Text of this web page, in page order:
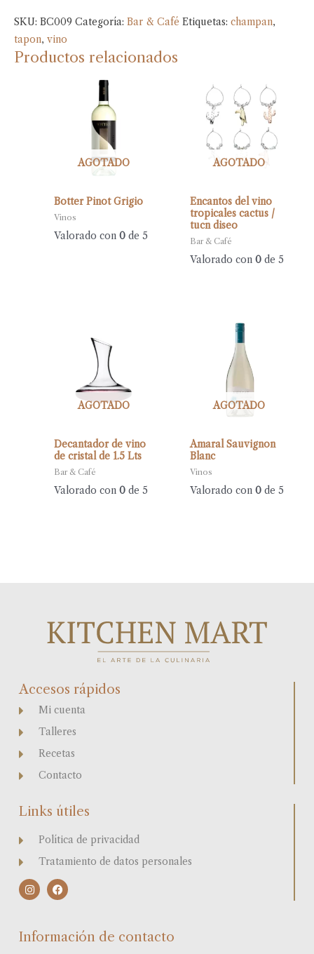
SKU: BC009 Categoría: Bar & Café Etiquetas: champan,
tapon, vino
Productos relacionados
AGOTADO
Botter Pinot Grigio
Vinos
Valorado con0 de 5
AGOTADO
Encantos del vino
tropicales cactus /
tucn diseo
Bar & Café
Valorado con 0de 5
AGOTADO
Decantador de vino
de cristal de 1.5 Lts
Bar & Café
Valorado con0 de 5
AGOTADO
Amaral Sauvignon
Blanc
Vinos
Valorado con 0de 5
Accesos rápidos
Mi cuenta
Talleres
Recetas
Contacto
Links útiles
Política de privacidad
Tratamiento de datos personales
I
n
g
F
a
o
Información de contacto